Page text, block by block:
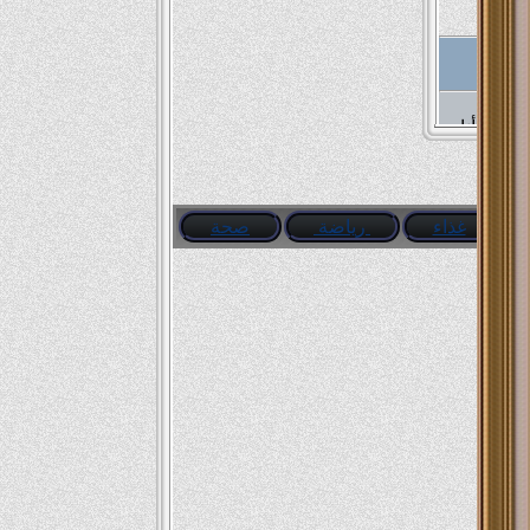
لمبه قال
....واحد سمع عن النظاره اللى يلبسها يشوف الناس من غير هدوم باع كل املاكه وسافر
صحة غذاء